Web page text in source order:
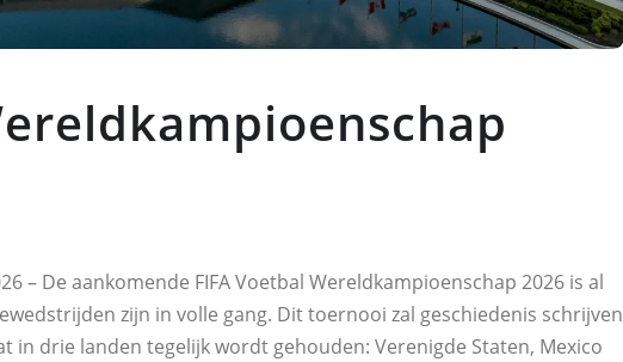
– De aankomende FIFA Voetbal Wereldkampioenschap 2026 is al
zijn in volle gang. Dit toernooi zal geschiedenis schrijven
in drie landen tegelijk wordt gehouden: Verenigde Staten, Mexico